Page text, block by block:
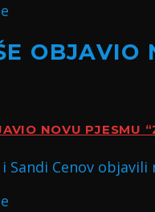
OBJAVIO
NOVU PJESMU